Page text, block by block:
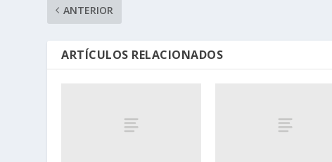
ANTERIOR
ARTÍCULOS RELACIONADOS